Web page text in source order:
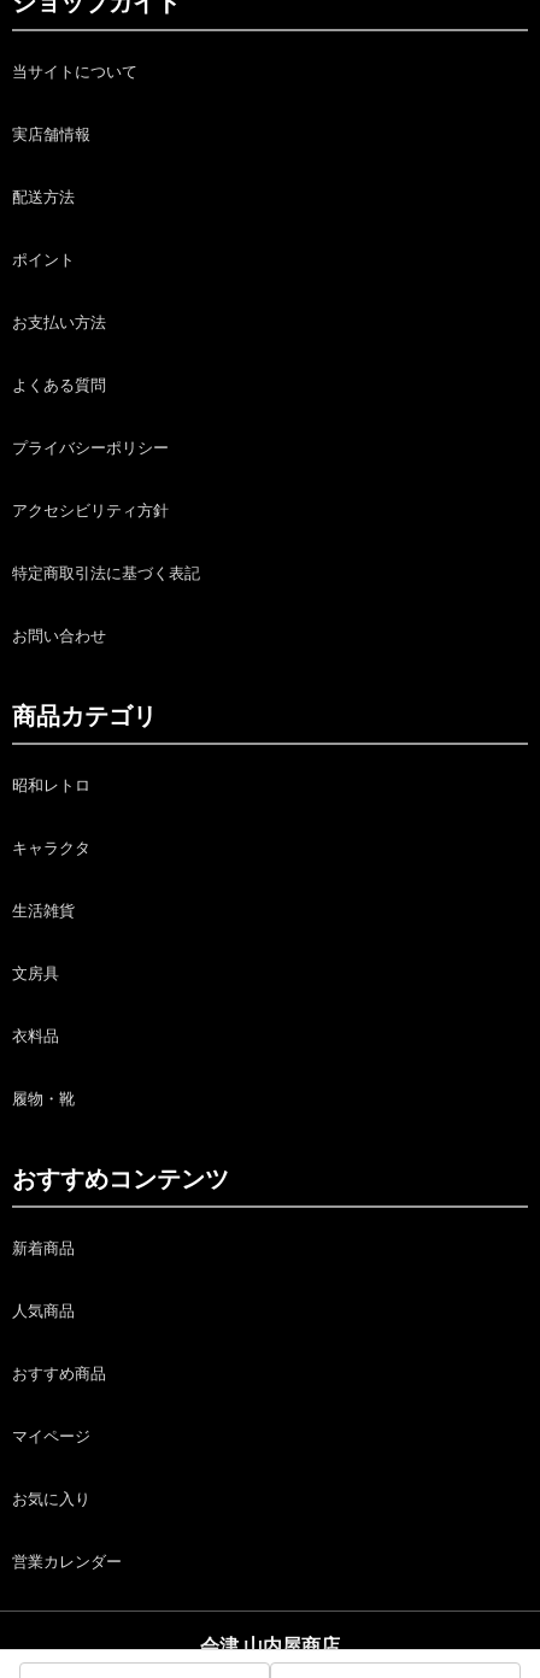
当サイトについて
実店舗情報
配送方法
ポイント
お支払い方法
よくある質問
プライバシーポリシー
アクセシビリティ方針
特定商取引法に基づく表記
お問い合わせ
商品カテゴリ
昭和レトロ
キャラクタ
生活雑貨
文房具
衣料品
履物・靴
おすすめコンテンツ
新着商品
人気商品
おすすめ商品
マイページ
お気に入り
営業カレンダー
会津 山内屋商店